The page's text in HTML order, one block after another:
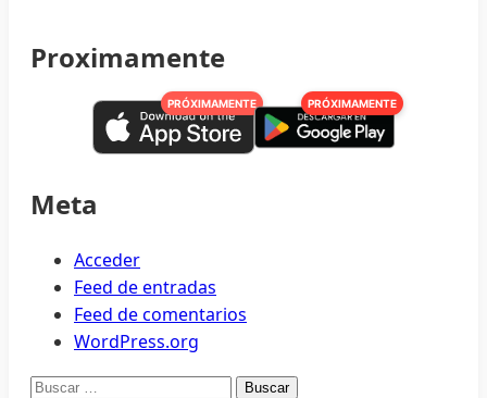
Proximamente
PRÓXIMAMENTE PRÓXIMAMENTE
Meta
Acceder
Feed de entradas
Feed de comentarios
WordPress.org
Buscar: